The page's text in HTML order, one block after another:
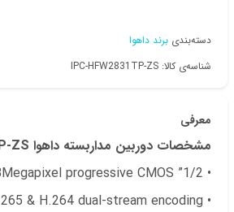
دسته‌بندی برند داهوا
شناسه‌ی کالا: IPC-HFW2831TP-ZS
معرفی
مشخصات دوربین مداربسته داهوا IPC-HFW2831TP-ZS :
• 1/2” 8Megapixel progressive CMOS
• H.265 & H.264 dual-stream encoding